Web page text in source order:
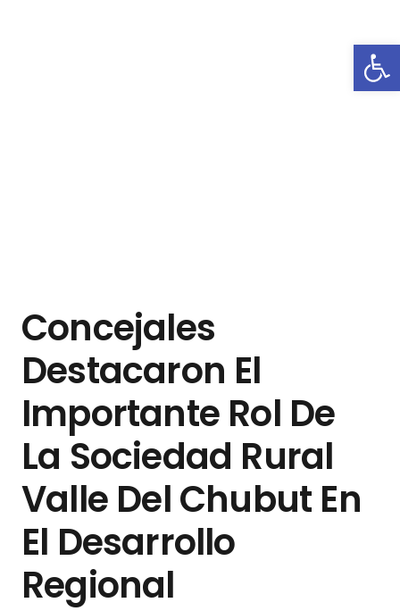
Concejales
Destacaron El
Importante Rol De
La Sociedad Rural
Valle Del Chubut En
El Desarrollo
Regional